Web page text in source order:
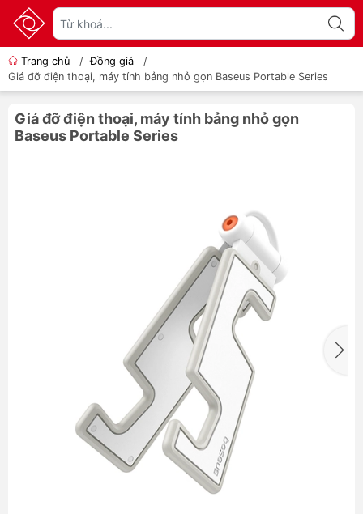
Trang chủ / Đồng giá
/
Giá đỡ điện thoại, máy tính bảng nhỏ gọn Baseus Portable Series
Giá đỡ điện thoại, máy tính bảng nhỏ gọn
Baseus Portable Series